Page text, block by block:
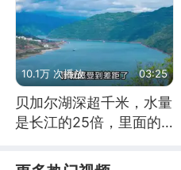
10.1万 次播放 03:25
贝加尔湖深超千米，水量
是长江的25倍，里面的